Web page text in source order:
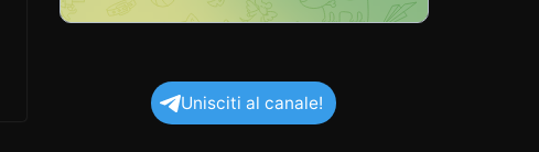
Unisciti al canale!